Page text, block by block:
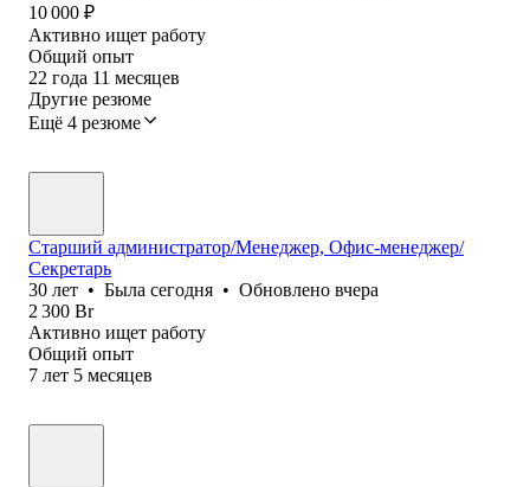
10 000 ₽
Активно ищет работу
Общий опыт
22 года 11 месяцев
Другие резюме
Ещё 4 резюме
Старший администратор/Менеджер, Офис-менеджер/
Секретарь
30 лет • Была сегодня • Обновлено вчера
2 300 Br
Активно ищет работу
Общий опыт
7 лет 5 месяцев